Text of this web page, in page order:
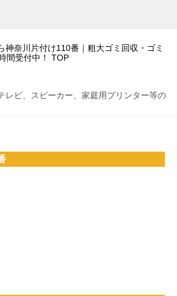
神奈川片付け110番｜粗大ゴミ回収・ゴミ
間受付中！
TOP
レビ、スピーカー、家庭用プリンター等の